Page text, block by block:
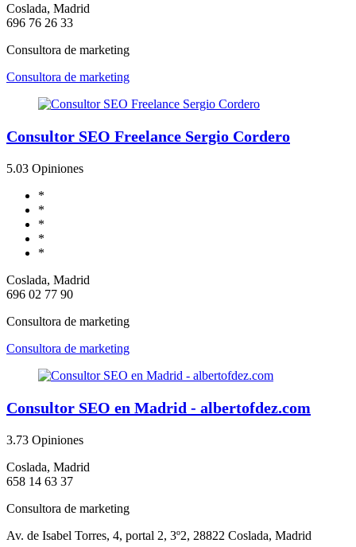
Coslada, Madrid
696 76 26 33
Consultora de marketing
Consultora de marketing
Consultor SEO Freelance Sergio Cordero
5.03 Opiniones
*
*
*
*
*
Coslada, Madrid
696 02 77 90
Consultora de marketing
Consultora de marketing
Consultor SEO en Madrid - albertofdez.com
3.73 Opiniones
Coslada, Madrid
658 14 63 37
Consultora de marketing
Av. de Isabel Torres, 4, portal 2, 3º2, 28822 Coslada, Madrid